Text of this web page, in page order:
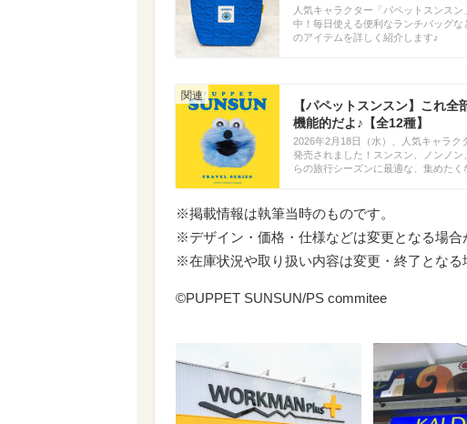
人気キャラクター「パペットスンス
中！毎日使える便利なランチバッグ
のアイテムを詳しく紹介します♪
【パペットスンスン】これ
機能的だよ♪【全12種】
2026年2月18日（水）、人気キャラク
発売されました！スンスン、ノンノ
らの旅行シーズンに最適な、集めたく
※掲載情報は執筆当時のものです。
※デザイン・価格・仕様などは変更となる場合
※在庫状況や取り扱い内容は変更・終了となる
©PUPPET SUNSUN/PS commitee